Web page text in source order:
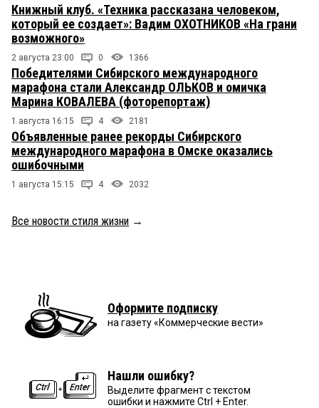
Книжный клуб. «Техника рассказана человеком,
который ее создает»: Вадим ОХОТНИКОВ «На грани
возможного»
2 августа 23:00 0 1366
Победителями Сибирского международного
марафона стали Александр ОЛЬКОВ и омичка
Марина КОВАЛЕВА (фоторепортаж)
1 августа 16:15 4 2181
Объявленные ранее рекорды Сибирского
международного марафона в Омске оказались
ошибочными
1 августа 15:15 4 2032
Все новости стиля жизни →
Оформите подписку
на газету «Коммерческие вести»
Нашли ошибку?
Выделите фрагмент с текстом
ошибки и нажмите Ctrl + Enter.